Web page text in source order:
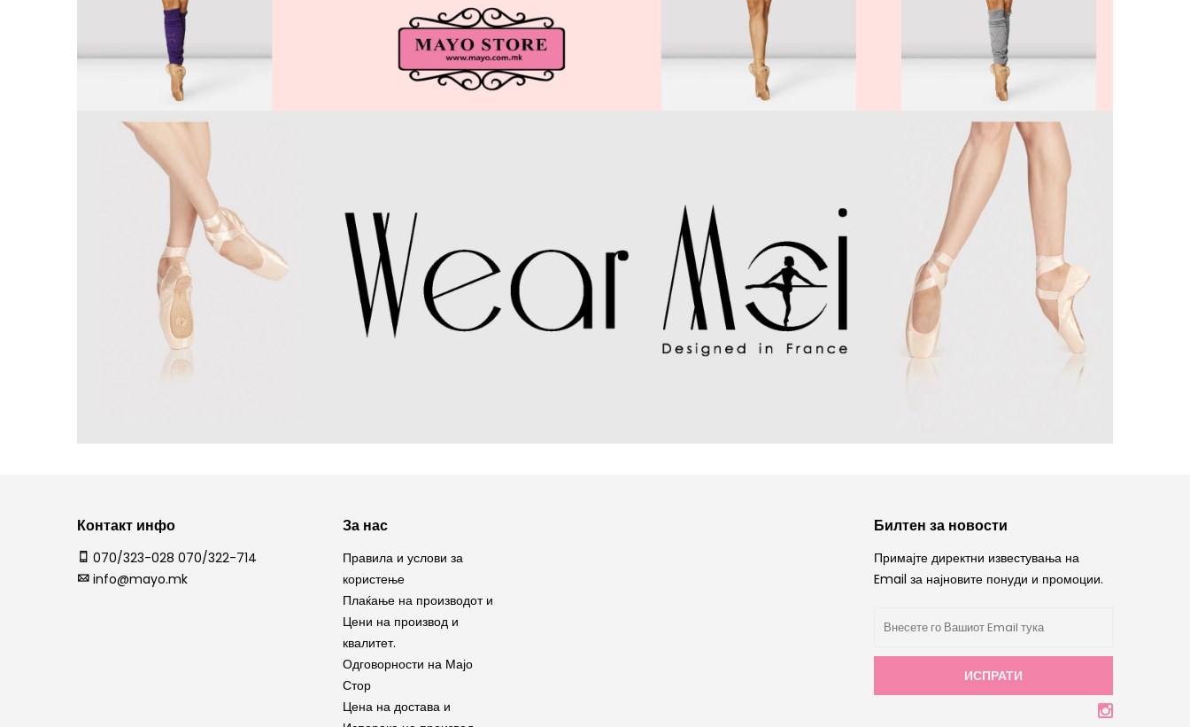
Контакт инфо
070/323-028 070/322-714
info@mayo.mk
За нас
Правила и услови за
користење
Плаќање на производот и
Цени на производ и
квалитет.
Одговорности на Мајо
Стор
Цена на достава и
Билтен за новости
Примајте директни известувања на
Email за најновите понуди и промоции.
ИСПРАТИ